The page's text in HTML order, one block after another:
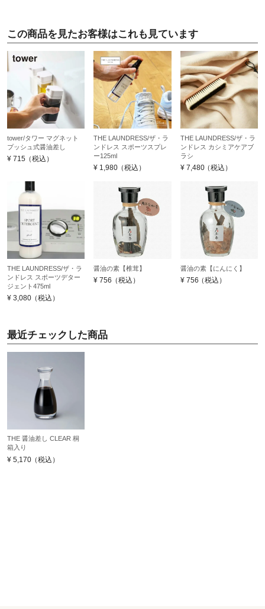
この商品を見たお客様はこれも見ています
tower/タワー マグネット
プッシュ式醤油差し
¥ 715（税込）
THE LAUNDRESS/ザ・ラ
ンドレス スポーツスプレ
ー125ml
¥ 1,980（税込）
THE LAUNDRESS/ザ・ラ
ンドレス カシミアケアブ
ラシ
¥ 7,480（税込）
THE LAUNDRESS/ザ・ラ
ンドレス スポーツデター
ジェント475ml
¥ 3,080（税込）
醤油の素【椎茸】
¥ 756 （税込）
醤油の素【にんにく】
¥ 756（税込）
最近チェックした商品
THE 醤油差し CLEAR 桐
箱入り
¥ 5,170（税込）